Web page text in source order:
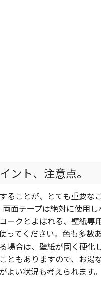
ント、注意点。
ことが、とても重要なこ
面テープは絶対に使用し
ークとよばれる、壁紙専
てください。色も多数
場合は、壁紙が固く硬化
ともありますので、お湯
い状況も考えられます。